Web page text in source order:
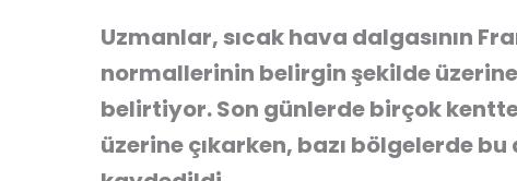
Uzmanlar, sıcak hava dalgasının
normallerinin belirgin şekilde
belirtiyor. Son günlerde birçok
üzerine çıkarken, bazı bölgelerde